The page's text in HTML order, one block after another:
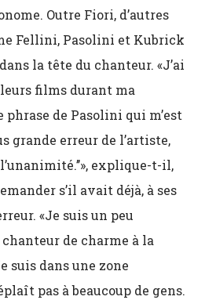
Outre Fiori, d’autres
Fellini, Pasolini et Kubrick
la tête du chanteur. «J’ai
films durant ma
phrase de Pasolini qui m’est
grande erreur de l’artiste,
explique-t-il,
s’il avait déjà, à ses
«Je suis un peu
de charme à la
suis dans une zone
pas à beaucoup de gens.